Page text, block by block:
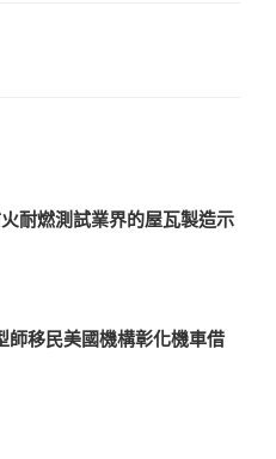
耐燃測試業界的屋瓦製造示
師移民美國機構彰化機車借